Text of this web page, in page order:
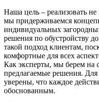
Наша цель – реализовать
мы придерживаемся
индивидуальных
решения по обустройству
такой подход клиентам,
комфортные для всех
Как эксперты, мы берем на
предлагаемые решения.
уверены, что каждое
обоснованным.